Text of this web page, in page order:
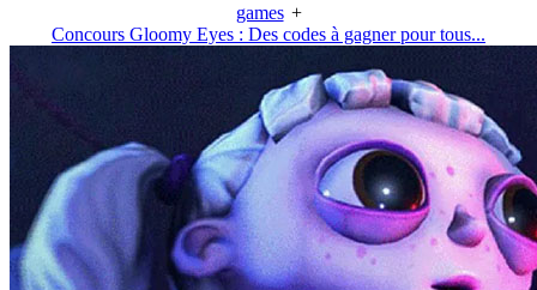
games +
Concours Gloomy Eyes : Des codes à gagner pour tous...